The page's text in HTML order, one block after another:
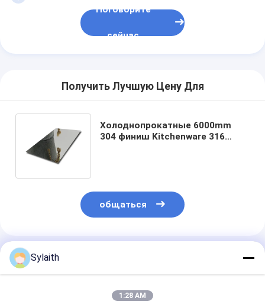
Поговорите
сейчас
Получить Лучшую Цену Для
Холоднопрокатные 6000mm
304 финиш Kitchenware 316
общаться
Порекомендованные Продукты
Sylaith
1:28 AM